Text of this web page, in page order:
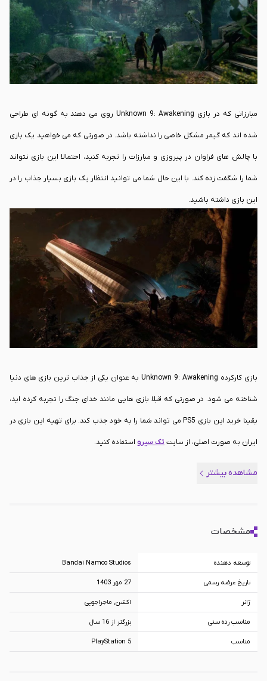
مبارزاتی که در بازی Unknown 9: Awakening روی می دهند به گونه ای طراحی
شده اند که گیمر مشکل خاصی را نداشته باشد. در صورتی که می خواهید یک بازی
با چالش های فراوان در پیروزی و مبارزات را تجربه کنید، احتمالا این بازی نتواند
شما را شگفت زده کند. با این حال شما می توانید انتظار یک بازی بسیار جذاب را در
این بازی داشته باشید.
یکی از قدرت هایی که در طول بازی به شما داده می شود، مخفی کاری است. در واقع
شما می توانید استراتژی خاص خود را برای پیروزی در این بازی اجرا کنید. در نظر
داشته باشید که این بازی در نهایت شما را از لحاظ قدرت هایی که در اختیارتان قرار
می دهد شگفت زده خواهد کرد. با این حال گیم پلی بازی معمولی است. در صورتی
که به دنبال یک بازی با داستان جذاب هستید که شما را از لحاظ ذهنی درگیر کند،
بازی Unknown 9: Awakening گزینه ای مناسب است.
بازی کارکرده Unknown 9: Awakening به عنوان یکی از جذاب ترین بازی های دنیا
شناخته می شود. در صورتی که قبلا بازی هایی مانند خدای جنگ را تجربه کرده اید،
یقینا خرید این بازی PS5 می تواند شما را به خود جذب کند. برای تهیه این بازی در
ایران به صورت اصلی، از سایت تک سیرو استفاده کنید.
مشاهده بیشتر
مشخصات
توسعه دهنده Bandai Namco Studios
تاریخ عرضه رسمی 27 مهر 1403
ژانر اکشن, ماجراجویی
مناسب رده سنی بزرگتر از 16 سال
مناسب PlayStation 5